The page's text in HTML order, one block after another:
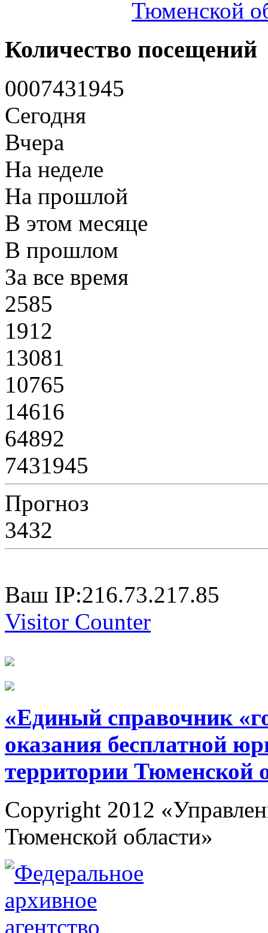
Тюменской
Количество посещений
0007431945
Сегодня
Вчера
На неделе
На прошлой
В этом месяце
В прошлом
За все время
2585
1912
13081
10765
14616
64892
7431945
Прогноз
3432
Ваш IP:216.73.217.85
Visitor Counter
«Единый справочник
оказания бесплатной
территории Тюменской
Copyright 2012
Тюменской области»